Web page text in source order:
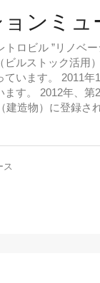
ロビル ”リノベ
ルストック活用
います。 2011
す。 2012年、
建造物）に登録さ
ス